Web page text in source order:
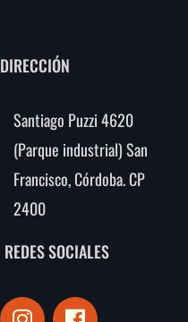
DIRECCIÓN
Santiago Puzzi 4620
(Parque industrial) San
Francisco, Córdoba. CP
2400
REDES SOCIALES
I F